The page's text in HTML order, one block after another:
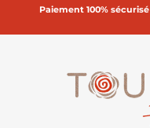
Paiement 100% sécurisé